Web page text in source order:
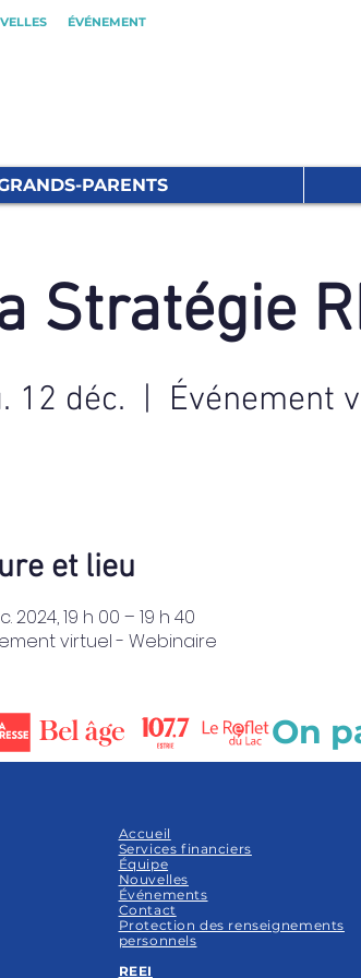
ÉVÉNEMENT
PARENTS
Stratégie
12 déc.
  |
Événement
et lieu
2024, 19 h 00 – 19 h 40
virtuel - Webinaire
Accueil
Services financiers
Équipe
Nouvelles
Événements
Contact
Protection des renseignements
personnels
REEI